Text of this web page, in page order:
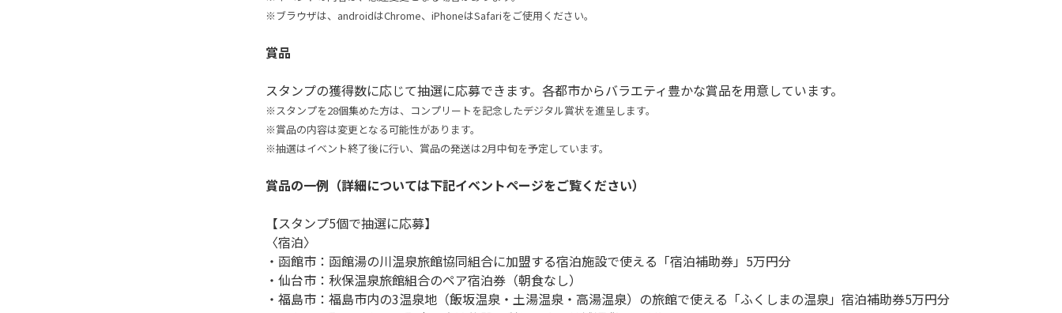
※ブラウザは、androidはChrome、iPhoneはSafariをご使用ください。
賞品
※スタンプを28個集めた方は、コンプリートを記念したデジタル賞状を進呈します。
※賞品の内容は変更となる可能性があります。
※抽選はイベント終了後に行い、賞品の発送は2月中旬を予定しています。
賞品の一例（詳細については下記イベントページをご覧ください）
【スタンプ5個で抽選に応募】
〈宿泊〉
・函館市：函館湯の川温泉旅館協同組合に加盟する宿泊施設で使える「宿泊補助券」5万円分
・仙台市：秋保温泉旅館組合のペア宿泊券（朝食なし）
・福島市：福島市内の3温泉地（飯坂温泉・土湯温泉・高湯温泉）の旅館で使える「ふくしまの温泉」宿泊補助券5万円分